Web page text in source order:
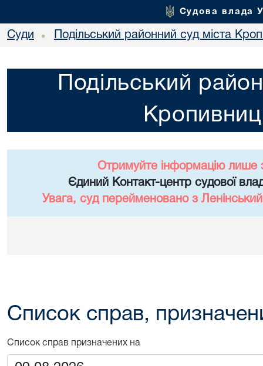
Судова влада
Суди • Подільський районний суд міста
Подільський
Отримуйте інформацію лише
Єдиний Контакт-центр судової
Увага, суд перейменовано з
Список справ,
Список справ призначених на